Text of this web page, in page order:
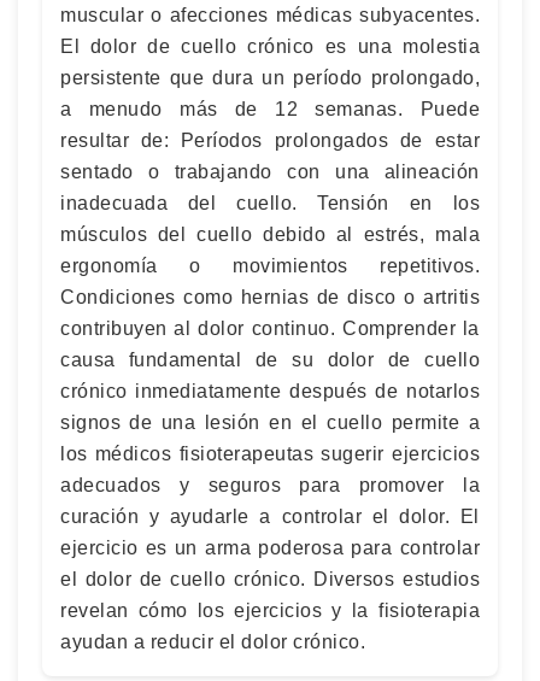
muscular o afecciones médicas subyacentes.
El dolor de cuello crónico es una molestia
persistente que dura un período prolongado,
a menudo más de 12 semanas. Puede
resultar de: Períodos prolongados de estar
sentado o trabajando con una alineación
inadecuada del cuello. Tensión en los
músculos del cuello debido al estrés, mala
ergonomía o movimientos repetitivos.
Condiciones como hernias de disco o artritis
contribuyen al dolor continuo. Comprender la
causa fundamental de su dolor de cuello
crónico inmediatamente después de notarlos
signos de una lesión en el cuello permite a
los médicos fisioterapeutas sugerir ejercicios
adecuados y seguros para promover la
curación y ayudarle a controlar el dolor. El
ejercicio es un arma poderosa para controlar
el dolor de cuello crónico. Diversos estudios
revelan cómo los ejercicios y la fisioterapia
ayudan a reducir el dolor crónico.